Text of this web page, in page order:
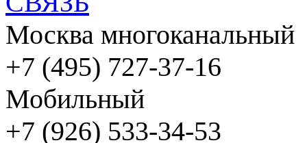
Москва многоканальный
+7 (495) 727-37-16
Мобильный
+7 (926) 533-34-53